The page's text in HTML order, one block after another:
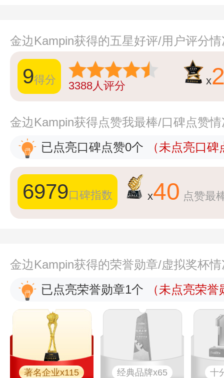
金边Kampin获得的五星好评/用户评分
9得分 3388人评分 x
金边Kampin获得点赞我最棒/口碑点赞
已点亮口碑点赞0个
（未点亮口
6979口碑指数 x40 点赞最
金边Kampin获得的荣誉勋章/虚拟奖杯
已点亮荣誉勋章1个
（未点亮荣
著名企业x115 经典品牌x65 十